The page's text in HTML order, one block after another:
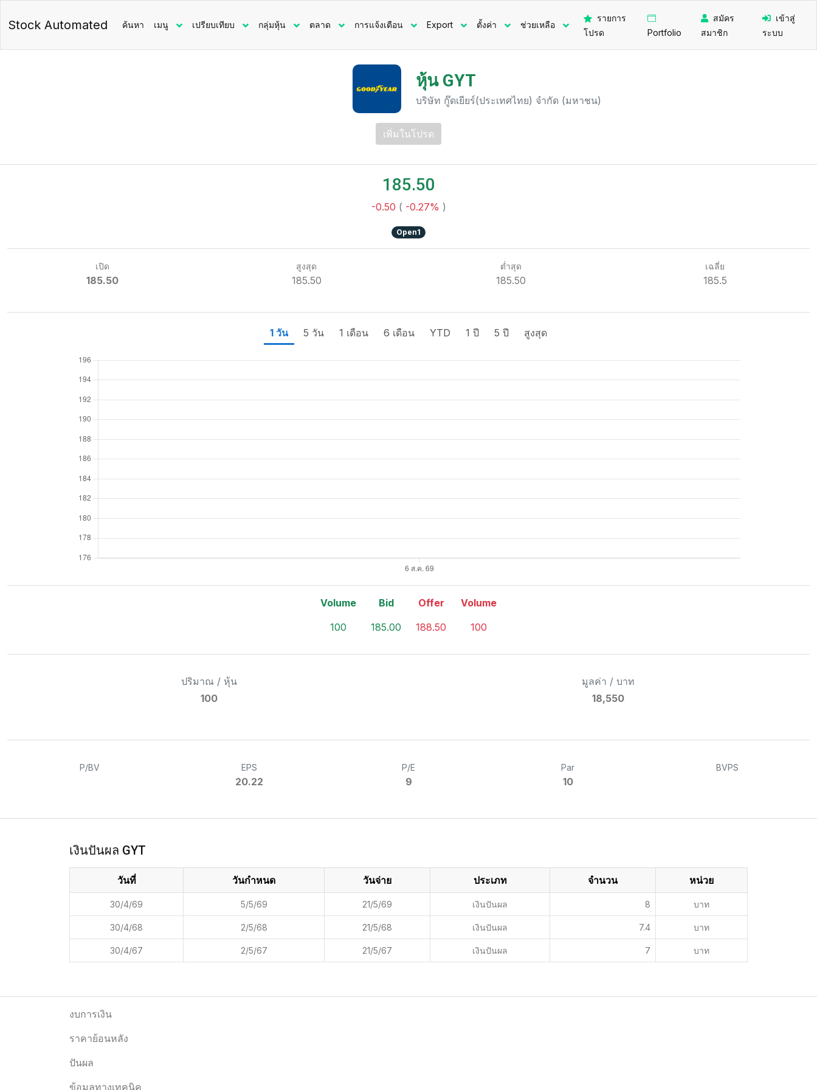
Stock Automated ค้นหา เมนู เปรียบเทียบ กลุ่มหุ้น ตลาด การแจ้งเตือน Export ตั้งค่า ช่วยเหลือ
รายการ
โปรด
Portfolio
สมัคร
สมาชิก
เข้าสู่
ระบบ
หุ้น GYT
บริษัท กู๊ดเยียร์(ประเทศไทย) จำกัด (มหาชน)
เพิ่มในโปรด
185.50
-0.50 ( -0.27% )
Open1
เปิด
185.50
สูงสุด
185.50
ต่ำสุด
185.50
เฉลี่ย
185.5
1 วัน 5 วัน 1 เดือน 6 เดือน YTD 1 ปี 5 ปี สูงสุด
Volume
100
Bid
185.00
Offer
188.50
Volume
100
ปริมาณ / หุ้น
100
มูลค่า / บาท
18,550
P/BV EPS
20.22
P/E
9
Par
10
BVPS
เงินปันผล GYT
วันที่ วันกำหนด วันจ่าย ประเภท จำนวน หน่วย
30/4/69 5/5/69 21/5/69 เงินปันผล 8 บาท
30/4/68 2/5/68 21/5/68 เงินปันผล 7.4 บาท
30/4/67 2/5/67 21/5/67 เงินปันผล 7 บาท
งบการเงิน
ราคาย้อนหลัง
ปันผล
ข้อมูลทางเทคนิค